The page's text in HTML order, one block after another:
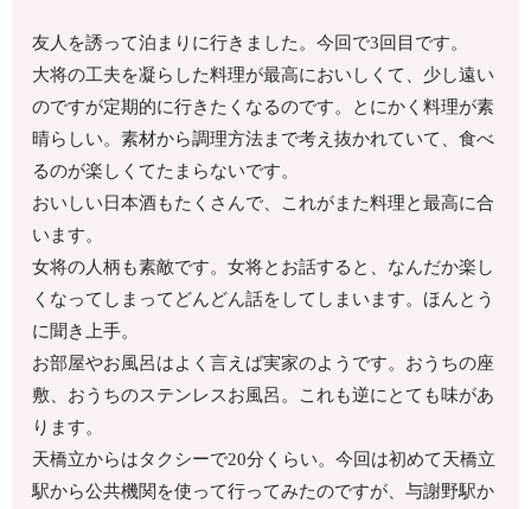
友人を誘って泊まりに行きました。今回で3回目です。
大将の工夫を凝らした料理が最高においしくて、少し遠い
のですが定期的に行きたくなるのです。とにかく料理が素
晴らしい。素材から調理方法まで考え抜かれていて、食べ
るのが楽しくてたまらないです。
おいしい日本酒もたくさんで、これがまた料理と最高に合
います。
女将の人柄も素敵です。女将とお話すると、なんだか楽し
くなってしまってどんどん話をしてしまいます。ほんとう
に聞き上手。
お部屋やお風呂はよく言えば実家のようです。おうちの座
敷、おうちのステンレスお風呂。これも逆にとても味があ
ります。
天橋立からはタクシーで20分くらい。今回は初めて天橋立
駅から公共機関を使って行ってみたのですが、与謝野駅か